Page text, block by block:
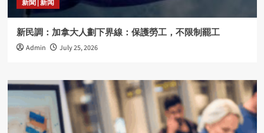
新聞 | 新闻
新民調：加拿大人劃下界線：保護勞工，不限制罷工
Admin July 25, 2026